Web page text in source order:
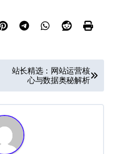
站长精选：网站运营核
心与数据奥秘解析